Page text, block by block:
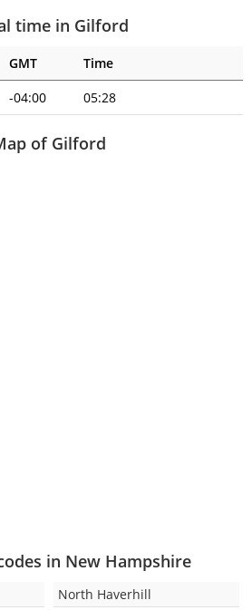
time in Gilford
GMT
Time
-04:00 05:28
of Gilford
in New Hampshire
North Haverhill